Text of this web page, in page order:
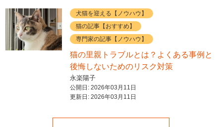
犬猫を迎える【ノウハウ】
猫の記事【おすすめ】
専門家の記事【ノウハウ】
猫の里親トラブルとは？よくある事例と
後悔しないためのリスク対策
永楽陽子
公開日: 2026年03月11日
更新日: 2026年03月11日